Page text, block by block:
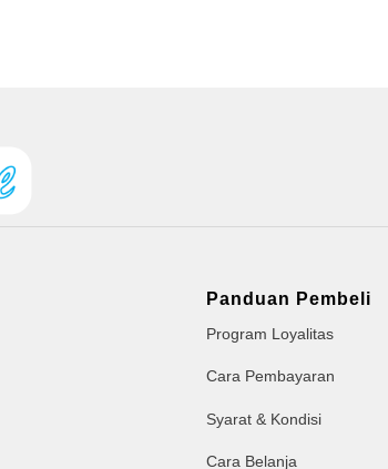
Panduan Pembeli
Program Loyalitas
Cara Pembayaran
Syarat & Kondisi
Cara Belanja